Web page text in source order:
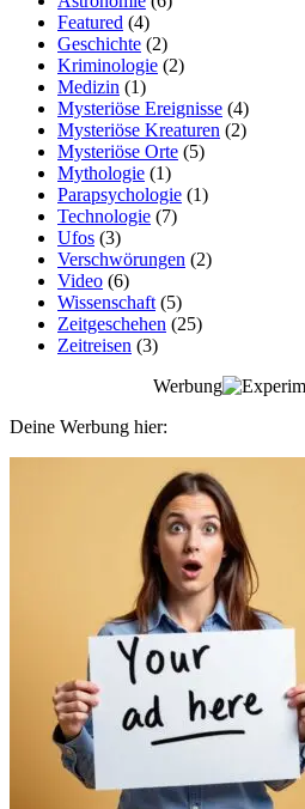
Featured (4)
Geschichte (2)
Kriminologie (2)
Medizin (1)
Mysteriöse Ereignisse (4)
Mysteriöse Kreaturen (2)
Mysteriöse Orte (5)
Mythologie (1)
Parapsychologie (1)
Technologie (7)
Ufos (3)
Verschwörungen (2)
Video (6)
Wissenschaft (5)
Zeitgeschehen (25)
Zeitreisen (3)
Werbung
Deine Werbung hier: